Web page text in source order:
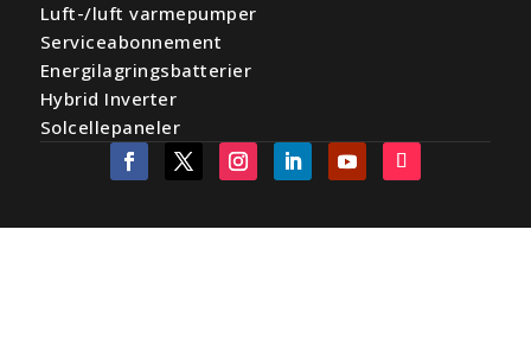
Luft-/luft varmepumper
Serviceabonnement
Energilagringsbatterier
Hybrid Inverter
Solcellepaneler